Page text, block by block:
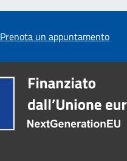
Prenota un appuntamento